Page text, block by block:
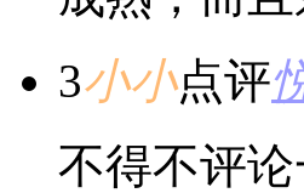
3小小点评
不得不评